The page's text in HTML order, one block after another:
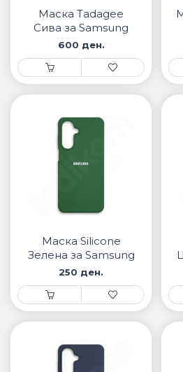
Маска Tadagee
Сива за Samsung
600 ден.
Маска Silicone
Зелена за Samsung
250 ден.
• Xiaomi
ПАМЕТНИ ЧАСОВНИЦИ
• Apple watch
• Galaxy watch
• Останато
ПАМЕТНИ УРЕДИ ЗА
ПРОЕКТОРИ